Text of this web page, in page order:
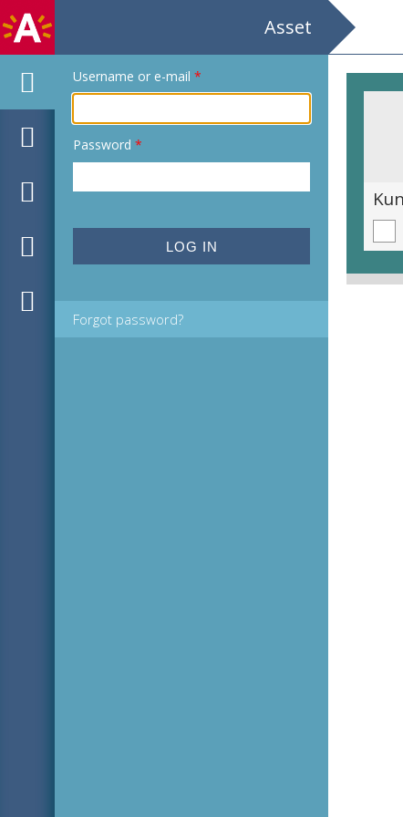
Asset
Username or e-mail *
Password *
Forgot password?
Gabriel Garcia Marquez Belgische Premiere Nieuw Vlaams Symfonieorkest o.l.v. Dirk Brossé Intern. Congres Centrum Gent